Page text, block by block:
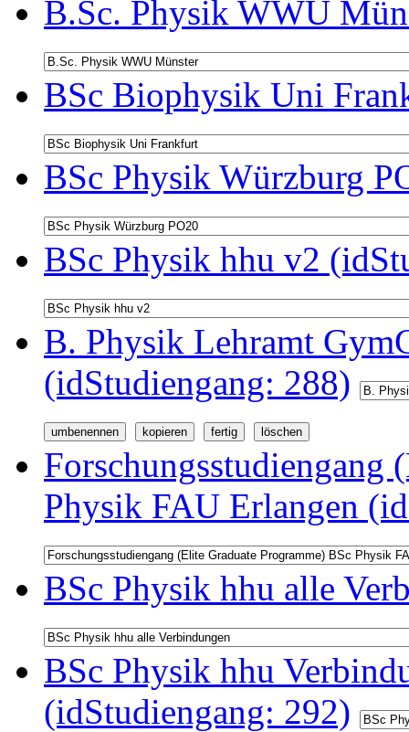
B.Sc. Physik WWU
BSc Biophysik Uni
BSc Physik Würzburg
BSc Physik hhu v2
B. Physik Lehramt
(idStudiengang: 288)
Forschungsstudiengang
Physik FAU Erlangen
BSc Physik hhu alle
BSc Physik hhu
(idStudiengang: 292)